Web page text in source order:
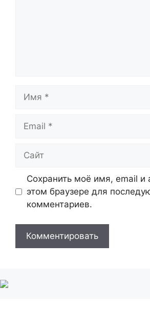
Имя
Email
Сайт
Сохранить моё имя, email и
этом браузере для
комментариев.